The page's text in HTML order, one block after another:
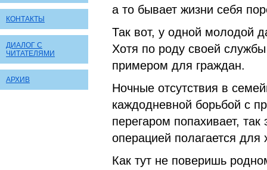
КОНТАКТЫ
ДИАЛОГ С
ЧИТАТЕЛЯМИ
АРХИВ
а то бывает жизни себя
Так вот, у одной молодой
Хотя по роду своей
примером для граждан.
Ночные отсутствия в
каждодневной борьбой с
перегаром попахивает,
операцией полагается для
Как тут не поверишь